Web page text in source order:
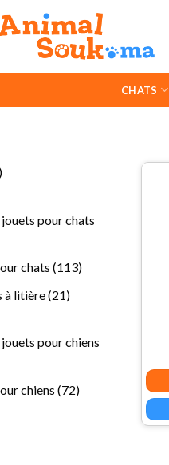
CHATS
2
pour chats
chats 113113
à litière 2121
pour chiens
chiens 7272